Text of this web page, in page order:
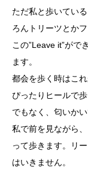
ただ私と歩いてい
ろんトリーツとか
この”Leave it”がで
ます。
都会を歩く時はこ
ぴったりヒールで
でもなく、匂いか
私で前を見ながら
って歩きます。リ
はいきません。